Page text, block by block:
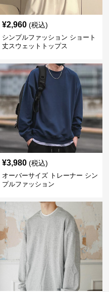
¥2,960 (税込)
シンプルファッション ショート
丈スウェットトップス
¥3,980 (税込)
オーバーサイズ トレーナー シン
プルファッション